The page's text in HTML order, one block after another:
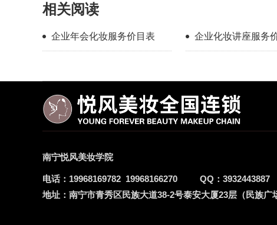
相关阅读
企业年会化妆服务价目表 企业化妆讲座服务
南宁悦风美妆学院
电话： 19968169782 19968166270 QQ： 3932443887
地址： 南宁市青秀区民族大道38-2号泰安大厦23层（民族广